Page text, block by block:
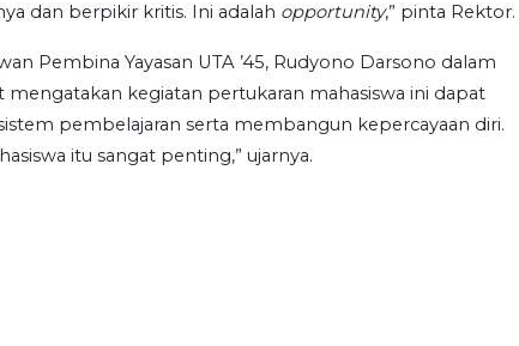
dan berpikir kritis. Ini adalah opportunity,” pinta Rektor.
Pembina Yayasan UTA ’45, Rudyono Darsono dalam
kegiatan pertukaran mahasiswa ini dapat
pembelajaran serta membangun kepercayaan diri.
itu sangat penting,” ujarnya.